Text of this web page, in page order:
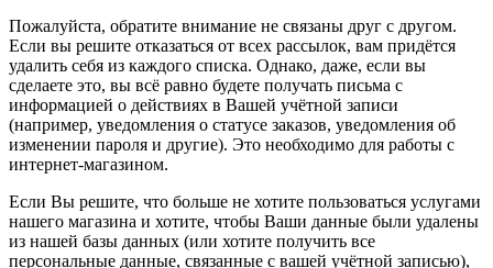
Пожалуйста, обратите внимание не связаны друг с другом.
Если вы решите отказаться от всех рассылок, вам придётся
удалить себя из каждого списка. Однако, даже, если вы
сделаете это, вы всё равно будете получать письма с
информацией о действиях в Вашей учётной записи
(например, уведомления о статусе заказов, уведомления об
изменении пароля и другие). Это необходимо для работы с
интернет-магазином.
Если Вы решите, что больше не хотите пользоваться услугами
нашего магазина и хотите, чтобы Ваши данные были удалены
из нашей базы данных (или хотите получить все
персональные данные, связанные с вашей учётной записью),